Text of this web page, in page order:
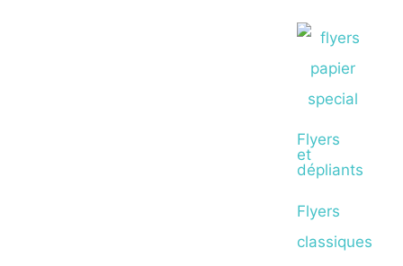
Flyers
et
dépliants
Flyers
classiques